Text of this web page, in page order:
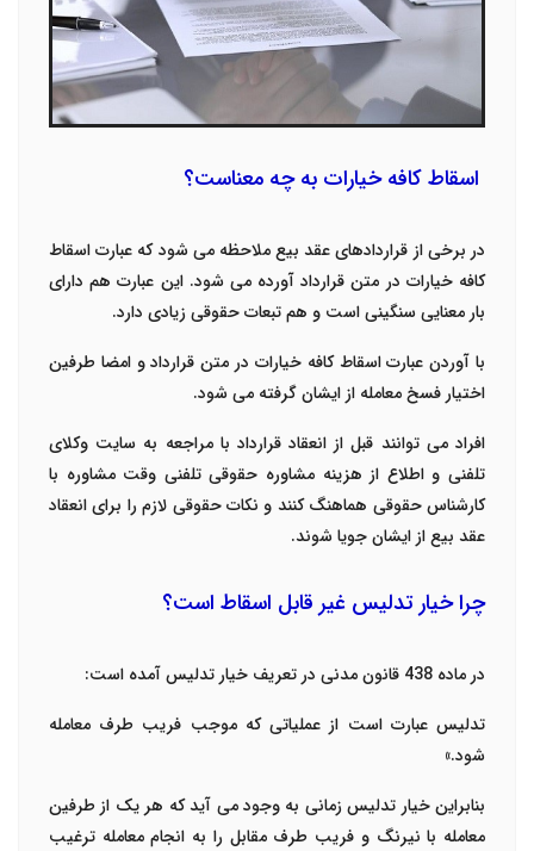
اسقاط کافه خیارات به چه معناست؟
در برخی از قراردادهای عقد بیع ملاحظه می شود که عبارت اسقاط
کافه خیارات در متن قرارداد آورده می شود. این عبارت هم دارای
بار معنایی سنگینی است و هم تبعات حقوقی زیادی دارد.
با آوردن عبارت اسقاط کافه خیارات در متن قرارداد و امضا طرفین
اختیار فسخ معامله از ایشان گرفته می شود.
افراد می توانند قبل از انعقاد قرارداد با مراجعه به سایت وکلای
تلفنی و اطلاع از هزینه مشاوره حقوقی تلفنی وقت مشاوره با
کارشناس حقوقی هماهنگ کنند و نکات حقوقی لازم را برای انعقاد
عقد بیع از ایشان جویا شوند.
چرا خیار تدلیس غیر قابل اسقاط است؟
در ماده 438 قانون مدنی در تعریف خیار تدلیس آمده است:
تدلیس عبارت است از عملیاتی که موجب فریب طرف معامله
شود.»
بنابراین خیار تدلیس زمانی به وجود می آید که هر یک از طرفین
معامله با نیرنگ و فریب طرف مقابل را به انجام معامله ترغیب